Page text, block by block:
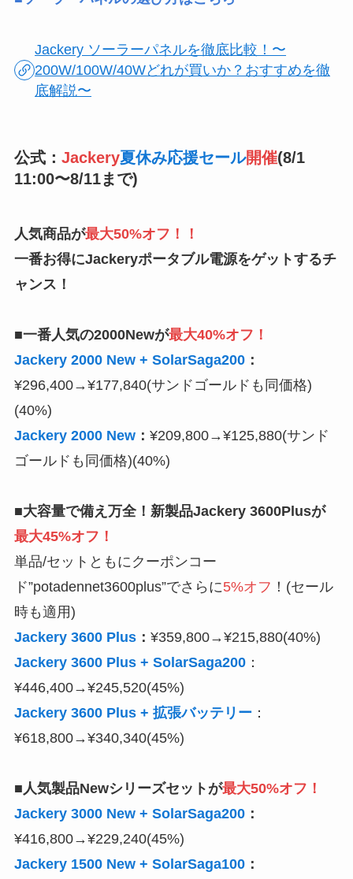
Jackery ソーラーパネルを徹底比較！〜
200W/100W/40Wどれが買いか？おすすめを徹
底解説〜
公式： Jackery夏休み応援セール開催(8/1
11:00〜8/11まで)
人気商品が最大50%オフ！！
一番お得にJackeryポータブル電源をゲットするチ
ャンス！
■一番人気の2000Newが最大40%オフ！
Jackery 2000 New + SolarSaga200：
¥296,400→¥177,840(サンドゴールドも同価格)
(40%)
Jackery 2000 New： ¥209,800→¥125,880(サンド
ゴールドも同価格)(40%)
■大容量で備え万全！新製品Jackery 3600Plusが
最大45%オフ！
単品/セットともにクーポンコー
ド”potadennet3600plus”でさらに5%オフ ！(セール
時も適用)
Jackery 3600 Plus： ¥359,800→¥215,880(40%)
Jackery 3600 Plus + SolarSaga200：
¥446,400→¥245,520(45%)
Jackery 3600 Plus + 拡張バッテリー：
¥618,800→¥340,340(45%)
■人気製品Newシリーズセットが最大50%オフ！
Jackery 3000 New + SolarSaga200：
¥416,800→¥229,240(45%)
Jackery 1500 New + SolarSaga100：